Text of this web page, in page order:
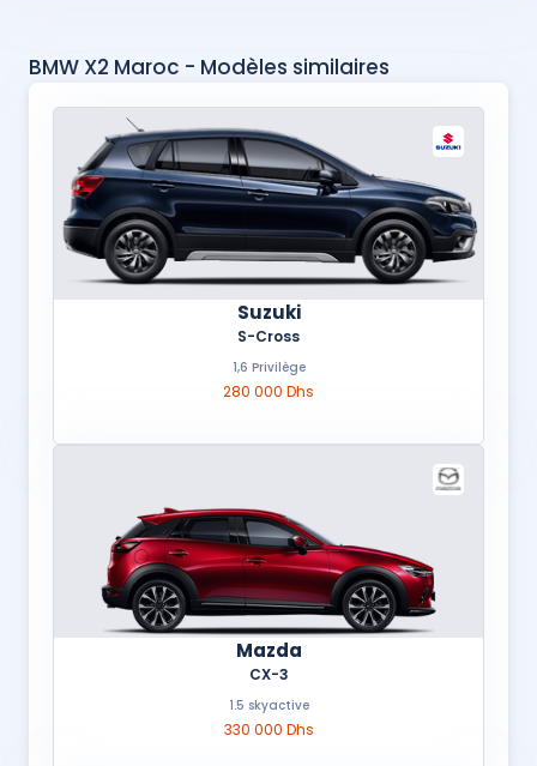
BMW X2 Maroc - Modèles similaires
Suzuki
S-Cross
1,6 Privilège
280 000 Dhs
Mazda
CX-3
1.5 skyactive
330 000 Dhs